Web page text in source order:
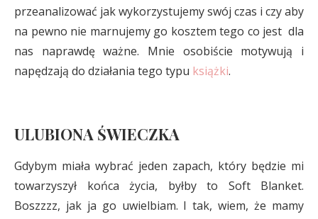
przeanalizować jak wykorzystujemy swój czas i czy aby
na pewno nie marnujemy go kosztem tego co jest dla
nas naprawdę ważne. Mnie osobiście motywują i
napędzają do działania tego typu książki.
ULUBIONA ŚWIECZKA
Gdybym miała wybrać jeden zapach, który będzie mi
towarzyszył końca życia, byłby to Soft Blanket.
Boszzzz, jak ja go uwielbiam. I tak, wiem, że mamy